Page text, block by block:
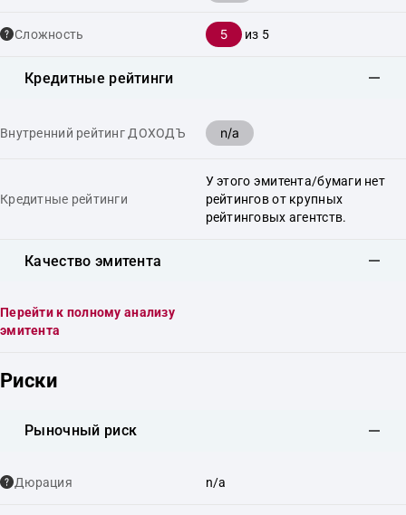
Сложность 5 из 5
Кредитные рейтинги
Внутренний рейтинг ДОХОДЪ n/a
Кредитные рейтинги
У этого эмитента/бумаги нет
рейтингов от крупных
рейтинговых агентств.
Качество эмитента
Перейти к полному анализу
эмитента
Риски
Рыночный риск
Дюрация n/a